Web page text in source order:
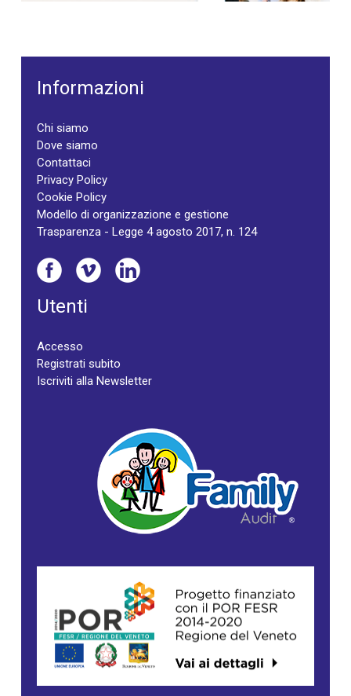
Informazioni
Chi siamo
Dove siamo
Contattaci
Privacy Policy
Cookie Policy
Modello di organizzazione e gestione
Trasparenza - Legge 4 agosto 2017, n. 124
Utenti
Accesso
Registrati subito
Iscriviti alla Newsletter